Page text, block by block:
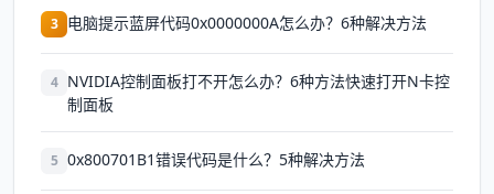
3 电脑提示蓝屏代码0x0000000A怎么办？6种解决方法
4 NVIDIA控制面板打不开怎么办？6种方法快速打开N卡控
制面板
5 0x800701B1错误代码是什么？5种解决方法